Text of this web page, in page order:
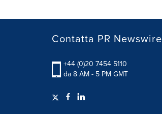
Contatta PR Newswire
+44 (0)20 7454 5110
da 8 AM - 5 PM GMT